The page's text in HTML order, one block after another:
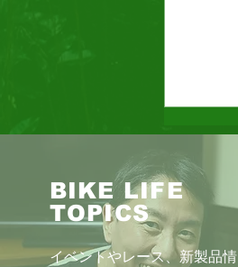
BIKE LIFE
TOPICS
イベントやレース、新製品情